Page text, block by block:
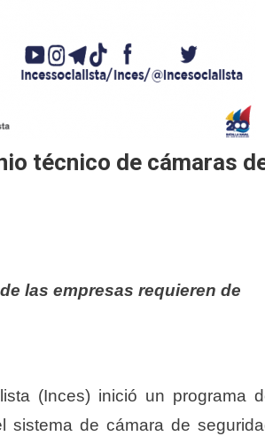
técnico de cámaras
las empresas requieren de
(Inces) inició un programa
sistema de cámara de